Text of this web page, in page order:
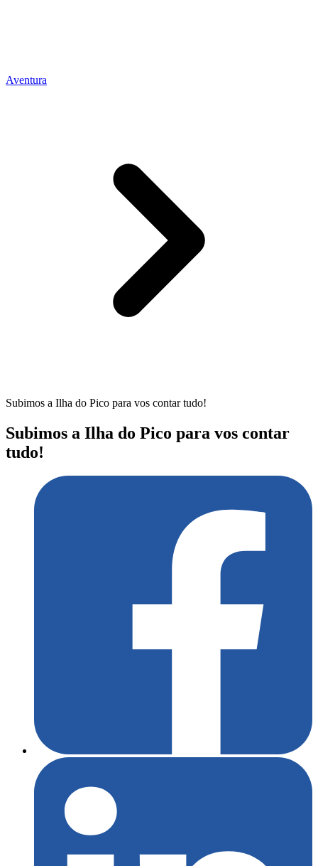
Aventura
Subimos a Ilha do Pico para vos contar tudo!
Subimos a Ilha do Pico para vos contar
tudo!